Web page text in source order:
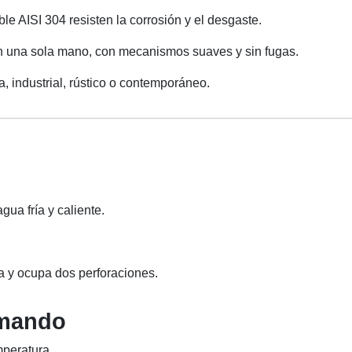
AISI 304 resisten la corrosión y el desgaste.
sola mano, con mecanismos suaves y sin fugas.
industrial, rústico o contemporáneo.
fría y caliente.
y ocupa dos perforaciones.